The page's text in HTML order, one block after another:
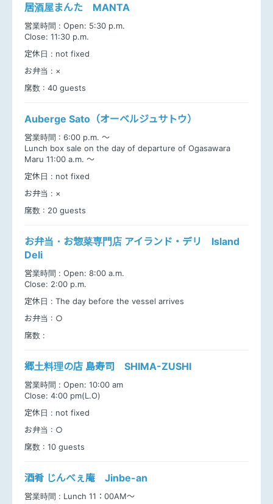
居酒屋まんた MANTA
営業時間 : Open: 5:30 p.m.
Close: 11:30 p.m.
定休日 : not fixed
お弁当 : ×
席数 : 40 guests
Auberge Sato（オーベルジュサトウ）
営業時間 : 6:00 p.m. ～
Lunch box sale on the day of departure of Ogasawara
Maru 11:00 a.m. ～
定休日 : not fixed
お弁当 : ×
席数 : 20 guests
お弁当・お惣菜専門店 アイランド・デリ Island
Deli
営業時間 : Open: 8:00 a.m.
Close: 2:00 p.m.
定休日 : The day before the vessel arrives
お弁当 : ○
席数 :
郷土料理の店 島寿司 SHIMA-ZUSHI
営業時間 : Open: 10:00 am
Close: 4:00 pm(L.O)
定休日 : not fixed
お弁当 : ○
席数 : 10 guests
酒肴 じんべぇ庵 Jinbe-an
営業時間 : Lunch 11：00AM～